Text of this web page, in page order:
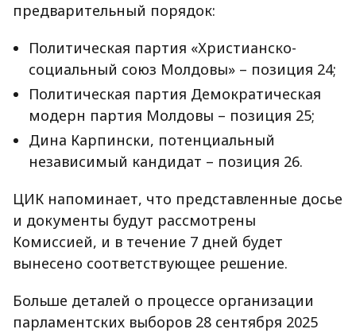
предварительный порядок:
Политическая партия «Христианско-
социальный союз Молдовы» – позиция 24;
Политическая партия Демократическая
модерн партия Молдовы – позиция 25;
Дина Карпински, потенциальный
независимый кандидат – позиция 26.
ЦИК напоминает, что представленные досье
и документы будут рассмотрены
Комиссией, и в течение 7 дней будет
вынесено соответствующее решение.
Больше деталей о процессе организации
парламентских выборов 28 сентября 2025